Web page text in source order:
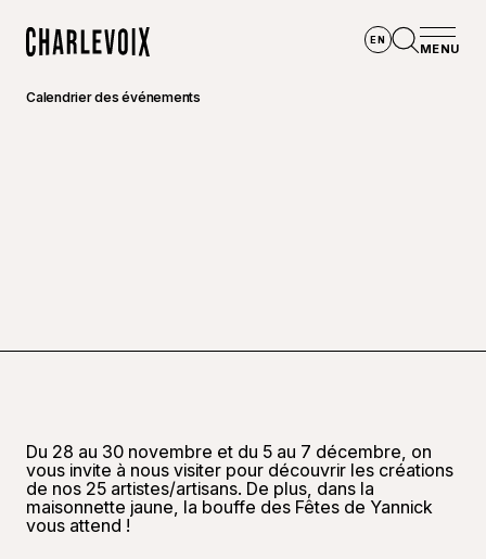
EN
MENU
Calendrier des événements
Du 28 au 30 novembre et du 5 au 7 décembre, on
vous invite à nous visiter pour découvrir les créations
de nos 25 artistes/artisans. De plus, dans la
maisonnette jaune, la bouffe des Fêtes de Yannick
vous attend !